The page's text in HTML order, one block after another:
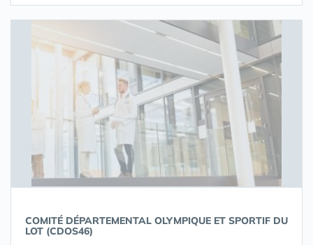
COMITÉ DÉPARTEMENTAL OLYMPIQUE ET SPORTIF DU
LOT (CDOS46)